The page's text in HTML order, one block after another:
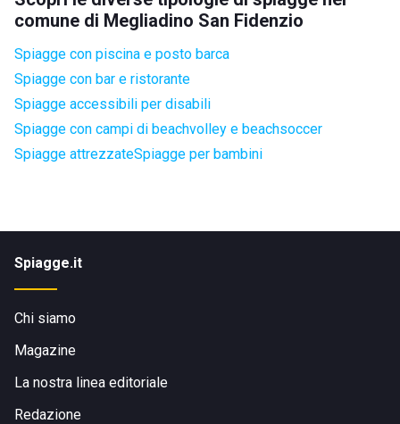
comune di Megliadino San Fidenzio
Spiagge con piscina e posto barca
Spiagge con bar e ristorante
Spiagge accessibili per disabili
Spiagge con campi di beachvolley e beachsoccer
Spiagge attrezzateSpiagge per bambini
Spiagge.it
Chi siamo
Magazine
La nostra linea editoriale
Redazione